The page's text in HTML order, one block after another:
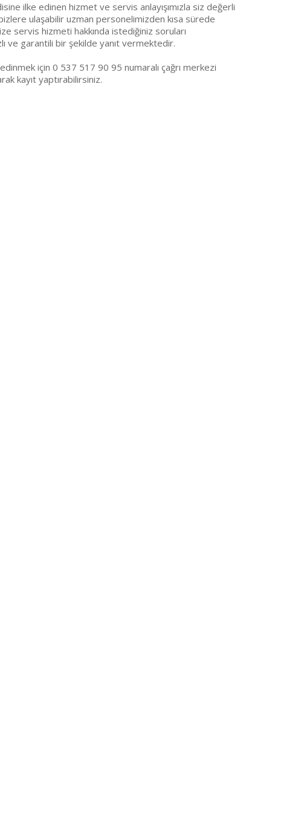
ilke edinen hizmet ve servis anlayışımızla siz değerli
ulaşabilir uzman personelimizden kısa sürede
servis hizmeti hakkında istediğiniz soruları
ve garantili bir şekilde yanıt vermektedir.
için 0 537 517 90 95 numaralı çağrı merkezi
kayıt yaptırabilirsiniz.